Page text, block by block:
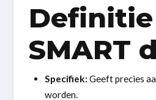
Definitie
SMART
Specifiek: Geeft precies
worden.